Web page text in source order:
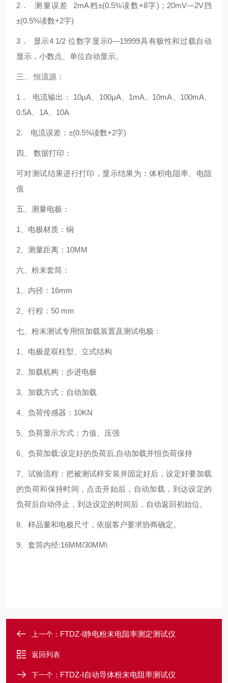
2． 测量误差 2mA档±(0.5%读数+8字)；20mV—2V挡
±(0.5%读数+2字)
3． 显示4 1/2 位数字显示0—19999具有极性和过载自动
显示，小数点、单位自动显示。
三、 恒流源：
1． 电流输出： 10μA、100μA、1mA、10mA、100mA、
0.5A、1A、10A
2. 电流误差：±(0.5%读数+2字)
四、 数据打印：
可对测试结果进行打印，显示结果为：体积电阻率、电阻
值
五、测量电极：
1、电极材质：铜
2、测量距离：10MM
六、粉末套筒：
1、内径：16mm
2、行程：50 mm
七、粉末测试专用恒加载装置及测试电极：
1、电极是双柱型、立式结构
2、加载机构：步进电极
3、加载方式：自动加载
4、负荷传感器：10KN
5、负荷显示方式：力值、压强
6、负荷加载:设定好的负荷后,自动加载并恒负荷保持
7、试验流程：把被测试样安装并固定好后，设定好要加载
的负荷和保持时间，点击开始后，自动加载，到达设定的
负荷后自动停止，到达设定的时间后，自动返回初始位。
8、样品量和电极尺寸，依据客户要求协商确定。
9、套筒内经:16MM/30MM\
上一个： FTDZ-I静电粉末电阻率测定测试仪
返回列表
下一个： FTDZ-I自动导体粉末电阻率测试仪